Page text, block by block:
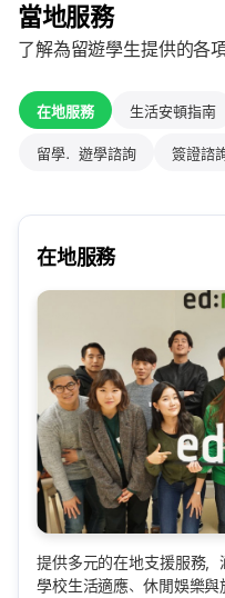
當地服務
了解為留遊學生提供的各
在地服務 生活安頓指南
留學．遊學諮詢 簽證諮
在地服務
提供多元的在地支援服務，
學校生活適應、休閒娛樂與